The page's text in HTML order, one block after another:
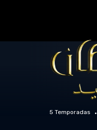
5 Temporadas